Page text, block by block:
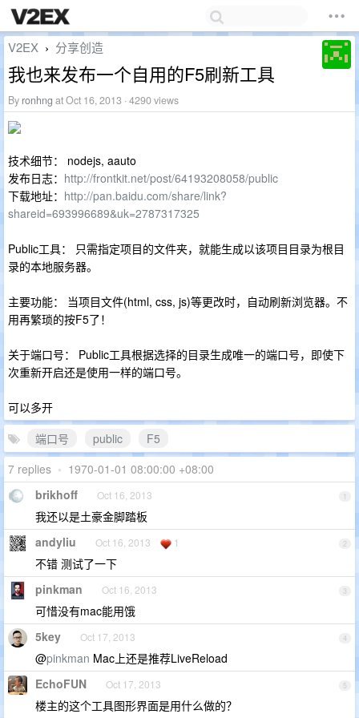
V2EX › 分享创造
我也来发布一个自用的F5刷新工具
By ronhng at Oct 16, 2013 · 4290 views
技术细节： nodejs, aauto
发布日志： http://frontkit.net/post/64193208058/public
下载地址： http://pan.baidu.com/share/link?
shareid=693996689&uk=2787317325
Public工具： 只需指定项目的文件夹，就能生成以该项目目录为根目
录的本地服务器。
主要功能： 当项目文件(html, css, js)等更改时，自动刷新浏览器。不
用再繁琐的按F5了！
关于端口号： Public工具根据选择的目录生成唯一的端口号，即使下
次重新开启还是使用一样的端口号。
可以多开
端口号
public
F5
7 replies • 1970-01-01 08:00:00 +08:00
1
brikhoff Oct 16, 2013
我还以是土豪金脚踏板
2
andyliu Oct 16, 2013 1
不错 测试了一下
3
pinkman Oct 16, 2013
可惜没有mac能用饿
4
5key Oct 17, 2013
@pinkman Mac上还是推荐LiveReload
5
EchoFUN Oct 17, 2013
楼主的这个工具图形界面是用什么做的？